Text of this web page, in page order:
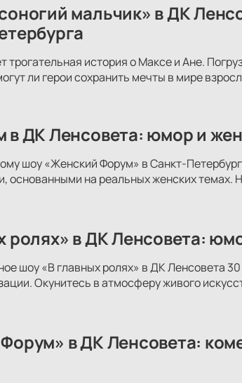
мальчик» в ДК
трогательная история о Максе и Ане.
ли герои сохранить мечты в мире
ДК Ленсовета: юмор и
шоу «Женский Форум» в Санкт-
основанными на реальных женских темах.
ролях» в ДК Ленсовета:
шоу «В главных ролях» в ДК Ленсовета
Окунитесь в атмосферу живого
в ДК Ленсовета: